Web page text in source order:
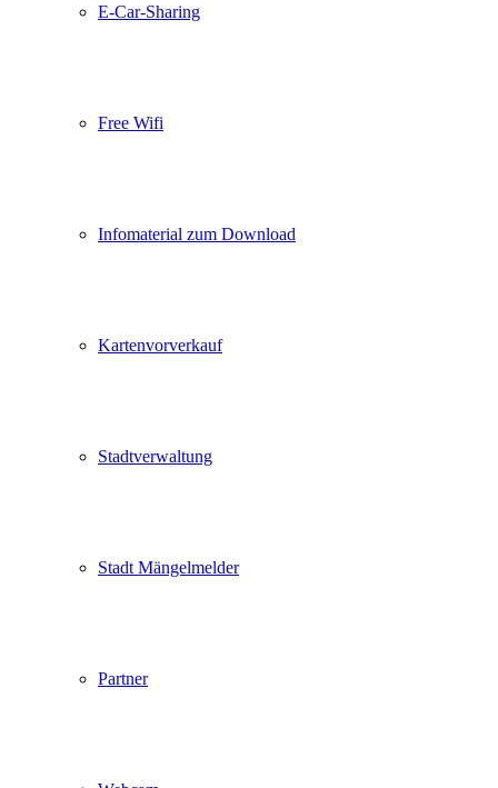
E-Car-Sharing
Free Wifi
Infomaterial zum Download
Kartenvorverkauf
Stadtverwaltung
Stadt Mängelmelder
Partner